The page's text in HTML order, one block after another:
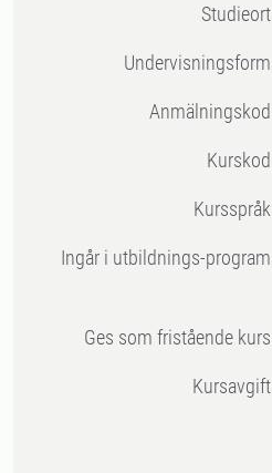
Studieort
Undervisningsform
Anmälningskod
Kurskod
Kursspråk
Ingår i utbildnings-program
Ges som fristående kurs
Kursavgift